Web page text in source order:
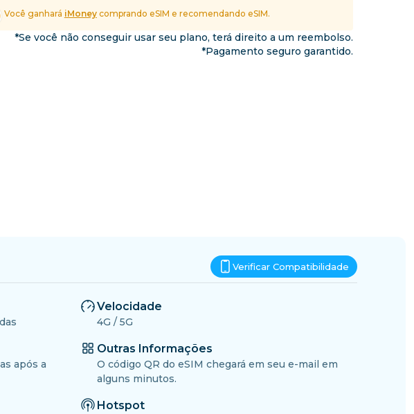
Todos os Destinos
Você ganhará iMoneycomprando eSIM e recomendando eSIM.
*Se você não conseguir usar seu plano, terá direito a um reembolso.
*Pagamento seguro garantido.
Verificar Compatibilidade
após a
Velocidade
4G / 5G
Outras Informações
O código QR do eSIM chegará em seu e-mail em
alguns minutos.
Hotspot